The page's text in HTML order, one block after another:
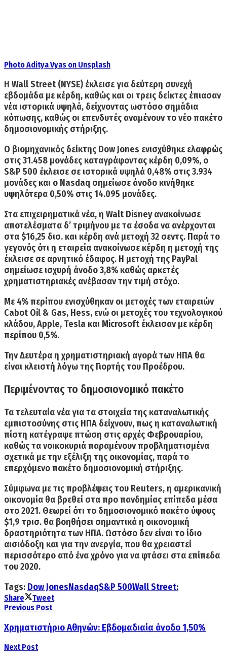
Photo Aditya Vyas on Unsplash
Η Wall Street (NYSE) έκλεισε για δεύτερη συνεχή
εβδομάδα με κέρδη, καθώς και οιτρεις δείκτες έπιασαν
νέα ιστορικά υψηλά, δείχνοντας ωστόσο σημάδια
κόπωσης, καθώς οι επενδυτές αναμένουν το νέο πακέτο
δημοσιονομικής στήριξης.
Ο βιομηχανικός δείκτης Dow Jones ενισχύθηκε ελαφρώς
στις 31.458 μονάδες καταγράφοντας κέρδη 0,09%, ο
S&P 500 έκλεισε σε ιστορικά υψηλά 0,48% στις 3.934
μονάδες και ο Nasdaq σημείωσε άνοδο κινήθηκε
υψηλότερα 0,50% στις 14.095 μονάδες.
Στα επιχειρηματικά νέα, η Walt Disney ανακοίνωσε
αποτελέσματα δ’ τριμήνου με τα έσοδα να ανέρχονται
στα $16,25 δισ. και κέρδη ανά μετοχή 32 σεντς. Παρά το
γεγονός ότι η εταιρεία ανακοίνωσε κέρδη η μετοχή της
έκλεισε σε αρνητικό έδαφος. Η μετοχή της PayPal
σημείωσε ισχυρή άνοδο 3,8% καθώς αρκετές
χρηματιστηριακές ανέβασαν την τιμή στόχο.
Με 4% περίπου ενισχύθηκαν οι μετοχές των εταιρειών
Cabot Oil & Gas, Hess, ενώ οι μετοχές του τεχνολογικού
κλάδου, Apple, Tesla και Microsoft έκλεισαν με κέρδη
περίπου 0,5%.
ΤηνΔευτέρα η χρηματιστηριακή αγορά των ΗΠΑ θα
είναι κλειστή λόγω της Γιορτής του Προέδρου.
Περιμένοντας το δημοσιονομικό πακέτο
Τα τελευταία νέα για τα στοιχεία της καταναλωτικής
εμπιστοσύνης στις ΗΠΑ δείχνουν, πως η καταναλωτική
πίστη κατέγραψε πτώση στις αρχές Φεβρουαρίου,
καθώς τα νοικοκυριά παραμένουν προβληματισμένα
σχετικά με την εξέλιξη της οικονομίας, παρά το
επερχόμενο πακέτο δημοσιονομική στήριξης.
Σύμφωνα με τις προβλέψεις του Reuters, η αμερικανική
οικονομία θα βρεθεί στα προ πανδημίας επίπεδα μέσα
στο 2021. Θεωρεί ότι το δημοσιονομικό πακέτο ύψους
$1,9 τρισ. θα βοηθήσει σημαντικά η οικονομική
δραστηριότητα των ΗΠΑ. Ωστόσο δεν είναι το ίδιο
αισιόδοξη και για την ανεργία, που θα χρειαστεί
περισσότερο από ένα χρόνο για να φτάσει στα επίπεδα
του 2020.
Tags: Dow JonesNasdaqS&P 500Wall Street:
Share
Tweet
Previous Post
Χρηματιστήριο Αθηνών: Εβδομαδιαία άνοδο 1,50%
Next Post